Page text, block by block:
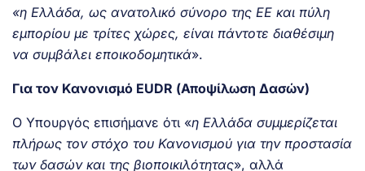
«η Ελλάδα, ως ανατολικό σύνορο της ΕΕ και πύλη
εμπορίου με τρίτες χώρες, είναι πάντοτε διαθέσιμη
να συμβάλει εποικοδομητικά».
Για τον Κανονισμό EUDR (Αποψίλωση Δασών)
Ο Υπουργός επισήμανε ότι «η Ελλάδα συμμερίζεται
πλήρως τον στόχο του Κανονισμού για την προστασία
των δασών και της βιοποικιλότητας», αλλά